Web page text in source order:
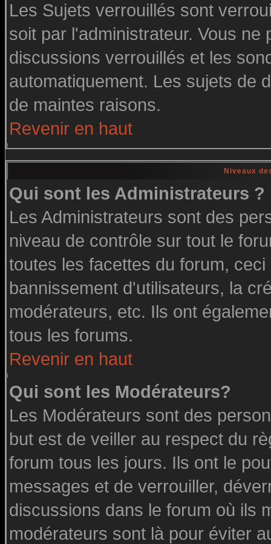
Les Sujets verrouillés sont
soit par l'administrateur. Vous
discussions verrouillés et les
automatiquement. Les sujets de
de maintes raisons.
Revenir en haut
Niveaux
Qui sont les Administrateurs ?
Les Administrateurs sont des
niveau de contrôle sur tout le
toutes les facettes du forum,
bannissement d'utilisateurs, la
modérateurs, etc. Ils ont
tous les forums.
Revenir en haut
Qui sont les Modérateurs?
Les Modérateurs sont des
but est de veiller au respect du
forum tous les jours. Ils ont le
messages et de verrouiller,
discussions dans le forum où ils
modérateurs sont là pour éviter